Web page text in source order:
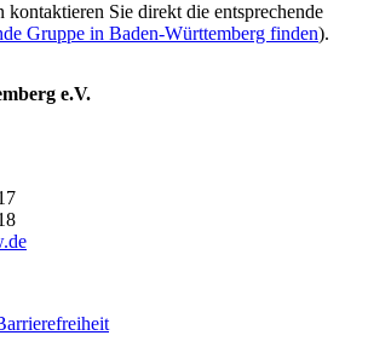
kontaktieren Sie direkt die entsprechende
Gruppe in Baden-Württemberg finden).
e.V.